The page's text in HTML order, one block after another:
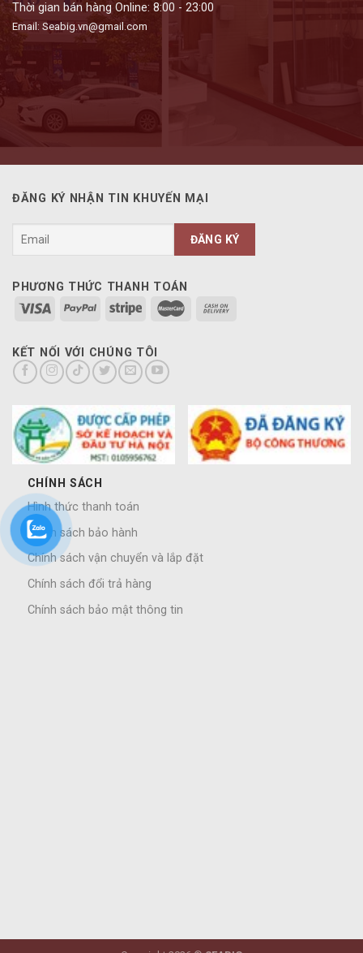
Thời gian bán hàng Online: 8:00 - 23:00
Email: Seabig.vn@gmail.com
ĐĂNG KÝ NHẬN TIN KHUYẾN MẠI
PHƯƠNG THỨC THANH TOÁN
KẾT NỐI VỚI CHÚNG TÔI
CHÍNH SÁCH
Hình thức thanh toán
Chính sách bảo hành
Chính sách vận chuyển và lắp đặt
Chính sách đổi trả hàng
Chính sách bảo mật thông tin